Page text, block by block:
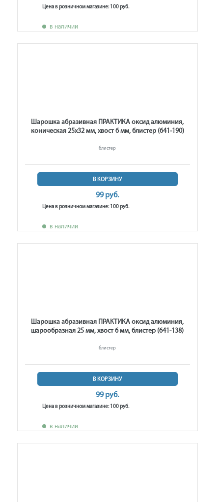
Цена в розничном магазине: 100 руб.
в наличии
Шарошка абразивная ПРАКТИКА оксид алюминия,
коническая 25х32 мм, хвост 6 мм, блистер (641-190)
блистер
В КОРЗИНУ
99 руб.
Цена в розничном магазине: 100 руб.
в наличии
Шарошка абразивная ПРАКТИКА оксид алюминия,
шарообразная 25 мм, хвост 6 мм, блистер (641-138)
блистер
В КОРЗИНУ
99 руб.
Цена в розничном магазине: 100 руб.
в наличии